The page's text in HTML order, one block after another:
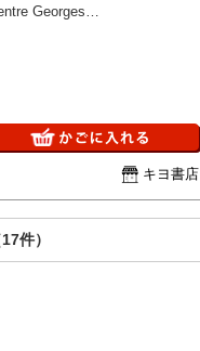
Georges
キヨ書店
件）